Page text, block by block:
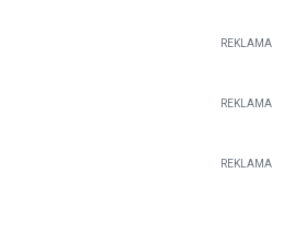
REKLAMA
REKLAMA
REKLAMA